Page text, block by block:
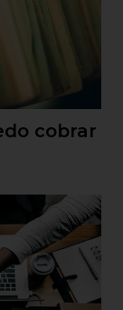
cobrar